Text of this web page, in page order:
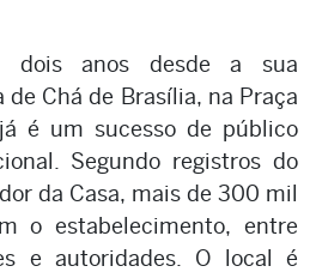
dois anos desde a sua
de Chá de Brasília, na Praça
é um sucesso de público
Segundo registros do
da Casa, mais de 300 mil
o estabelecimento, entre
e autoridades. O local é